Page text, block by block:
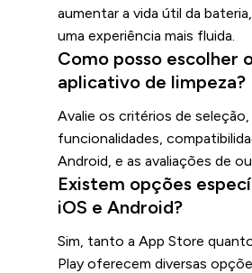
aumentar a vida útil da
uma experiência mais fluida.
Como posso escolher
aplicativo de limpeza?
Avalie os critérios de
funcionalidades,
Android, e as avaliações de
Existem opções
iOS e Android?
Sim, tanto a App Store
Play oferecem diversas